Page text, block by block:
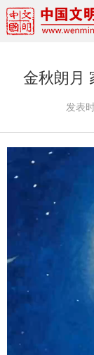
权威发布
文明培育
文明之光
金秋朗月
发表